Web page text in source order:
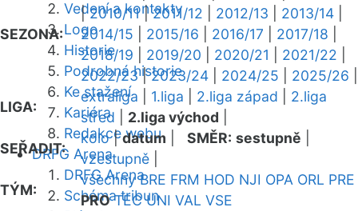
Vedení a kontakty
Logo
Historie
Podrobná historie
Ke stažení
Kariéra
Redakce webu
DRFG Arena
DRFG Arena
Schéma tribun
SEZONA:
|2010/11|2011/12 2012/13 2013/14
2014/15
2015/16 2016/17 2017/18
2018/19
2019/20 2020/21 2021/22
2022/23|2023/24 2024/25 2025/26
LIGA:
extraliga 1.liga 2.liga západ
2.liga
střed
2.liga východ
SEŘADIT:
kolo|datum SMĚR: sestupně
vzestupně
TÝM:
všechny BRE FRM HOD NJI OPA ORL PRE
PRO TEC UNI VAL VSE